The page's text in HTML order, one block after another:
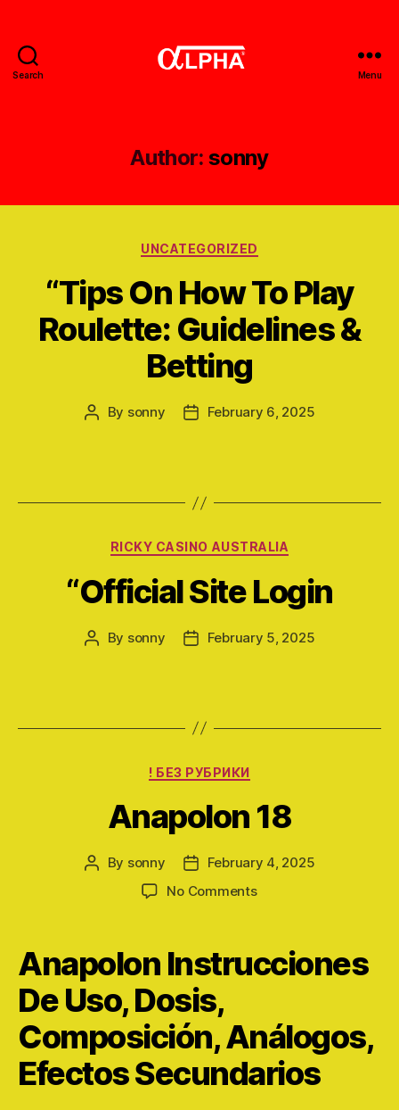
Search Menu
Author: sonny
Categories
UNCATEGORIZED
“Tips On How To Play
Roulette: Guidelines &
Betting
Post
By sonny
PostFebruary 6, 2025
Categories
RICKY CASINO AUSTRALIA
“Official Site Login
Post
By sonny
PostFebruary 5, 2025
Categories
! БЕЗ РУБРИКИ
Anapolon 18
Post
By sonny
Post
date
February 4, 2025
No Commentson
Anapolon Instrucciones
De Uso, Dosis,
Composición, Análogos,
Efectos Secundarios